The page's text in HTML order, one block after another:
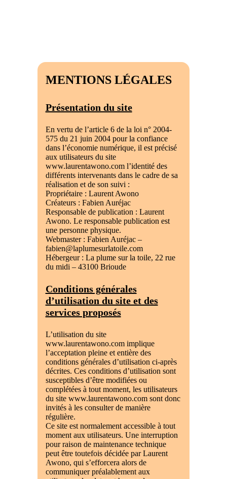
MENTIONS LÉGALES
Présentation du site
En vertu de l’article 6 de la loi n° 2004-
575 du 21 juin 2004 pour la confiance
dans l’économie numérique, il est précisé
aux utilisateurs du site
www.laurentawono.com l’identité des
différents intervenants dans le cadre de sa
réalisation et de son suivi :
Propriétaire : Laurent Awono
Créateurs : Fabien Auréjac
Responsable de publication : Laurent
Awono. Le responsable publication est
une personne physique.
Webmaster : Fabien Auréjac –
fabien@laplumesurlatoile.com
Hébergeur : La plume sur la toile, 22 rue
du midi – 43100 Brioude
Conditions générales
d’utilisation du site et des
services proposés
L’utilisation du site
www.laurentawono.com implique
l’acceptation pleine et entière des
conditions générales d’utilisation ci-après
décrites. Ces conditions d’utilisation sont
susceptibles d’être modifiées ou
complétées à tout moment, les utilisateurs
du site www.laurentawono.com sont donc
invités à les consulter de manière
régulière.
Ce site est normalement accessible à tout
moment aux utilisateurs. Une interruption
pour raison de maintenance technique
peut être toutefois décidée par Laurent
Awono, qui s’efforcera alors de
communiquer préalablement aux